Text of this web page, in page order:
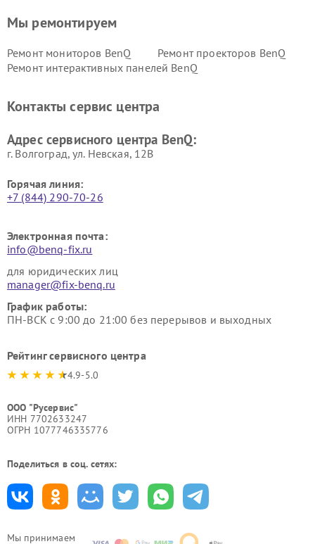
Мы принимаем
Мы ремонтируем
Ремонт мониторов BenQ
Ремонт проекторов BenQ
Ремонт интерактивных панелей BenQ
Контакты сервис центра
Адрес сервисного центра BenQ:
г. Волгоград, ул. Невская, 12В
Горячая линия:
+7 (844) 290-70-26
Электронная почта:
info@benq-fix.ru
для юридических лиц
manager@fix-benq.ru
График работы:
ПН-ВСК с 9:00 до 21:00 без перерывов и выходных
Рейтинг сервисного центра
4.9-5.0
ООО "Русервис"
ИНН 7702633247
ОГРН 1077746335776
Поделиться в соц. сетях: